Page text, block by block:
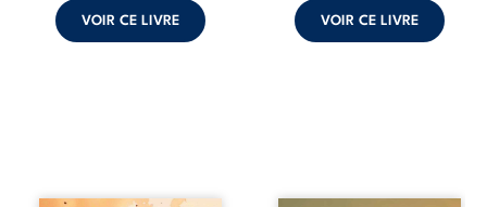
VOIR CE LIVRE VOIR CE LIVRE